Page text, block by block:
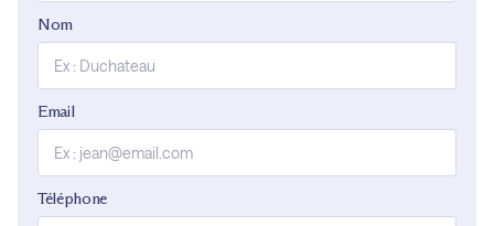
Nom
Email
Téléphone